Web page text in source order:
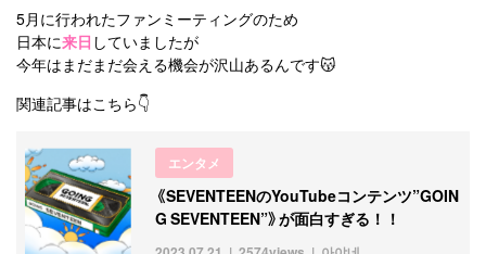
5月に行われたファンミーティングのため
日本に来日 していましたが
今年はまだまだ会える機会が沢山あるんです😽
関連記事はこちら👇
エンタメ
《SEVENTEENのYouTubeコンテンツ”GOIN
G SEVENTEEN”》が面白すぎる！！